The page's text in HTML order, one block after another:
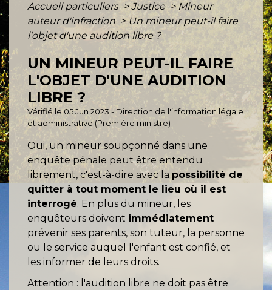
Accueil particuliers > Justice > Mineur
auteur d'infraction > Un mineur peut-il faire
l'objet d'une audition libre ?
UN MINEUR PEUT-IL FAIRE
L'OBJET D'UNE AUDITION
LIBRE ?
Vérifié le 05 Jun 2023 - Direction de l'information légale
et administrative (Première ministre)
Oui, un mineur soupçonné dans une
enquête pénale peut être entendu
librement, c'est-à-dire avec la possibilité de
quitter à tout moment le lieu où il est
interrogé. En plus du mineur, les
enquêteurs doivent immédiatement
prévenir ses parents, son tuteur, la personne
ou le service auquel l'enfant est confié, et
les informer de leurs droits.
Attention : l'audition libre ne doit pas être